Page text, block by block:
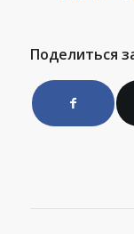
Поделиться